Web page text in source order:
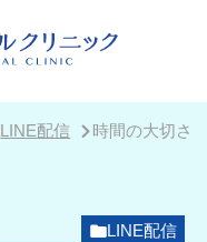
LINE配信 時間の大切さ
LINE配信